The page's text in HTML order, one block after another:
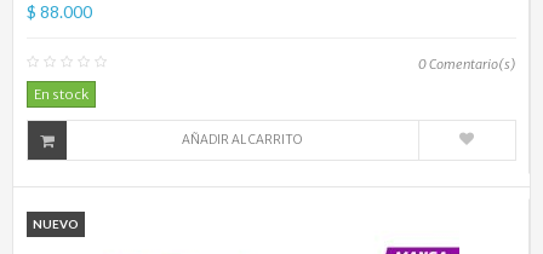
$ 88.000
0Comentario(s)
En stock
AÑADIR AL CARRITO
NUEVO